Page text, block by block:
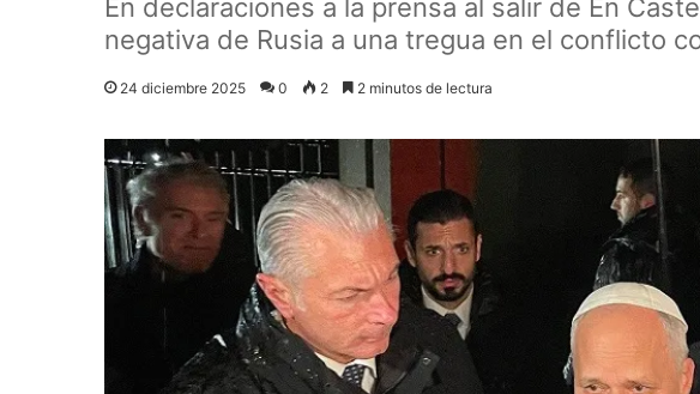
En declaraciones a la prensa al salir de En
negativa de Rusia a una tregua en el conflicto
24 diciembre 2025 0 2 2 minutos de lectura